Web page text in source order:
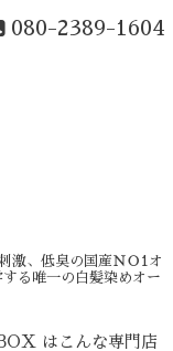
080-2389-1604
激、低臭の国産ＮＯ1オ
る唯一の白髪染めオー
はこんな専門店